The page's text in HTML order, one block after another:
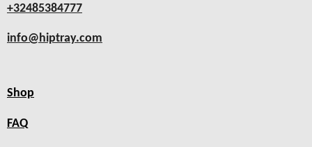
+32485384777
info@hiptray.com
Shop
FAQ